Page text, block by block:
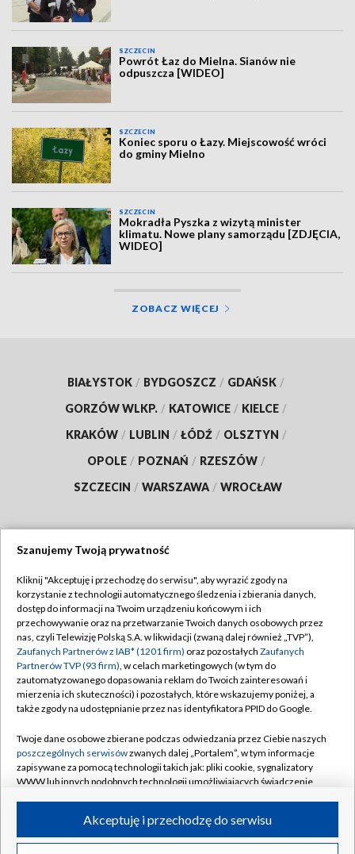
SZCZECIN
Powrót Łaz do Mielna. Sianów nie
odpuszcza [WIDEO]
SZCZECIN
Koniec sporu o Łazy. Miejscowość wróci
do gminy Mielno
SZCZECIN
Mokradła Pyszka z wizytą minister
klimatu. Nowe plany samorządu [ZDJĘCIA,
WIDEO]
ZOBACZ WIĘCEJ
BIAŁYSTOK / BYDGOSZCZ / GDAŃSK /
GORZÓW WLKP. / KATOWICE / KIELCE /
KRAKÓW / LUBLIN / ŁÓDŹ / OLSZTYN /
OPOLE / POZNAŃ / RZESZÓW /
SZCZECIN / WARSZAWA / WROCŁAW
TVP
Abonament TVP
Emisja w TVP
Centrum informacji TVP
Naziemna Telewizja Cyfrowa
Rada Programowa
System NOS
Informacje o nadawcy
Program dla prasy
Regulamin TVP
Polityka prywatności
Moje zgody
Pomoc
Kontakt
Kanały
©2026 Telewizja Polska S.A. w likwidacji
Szanujemy Twoją prywatność
Kliknij "Akceptuję i przechodzę do serwisu", aby wyrazić zgody na
korzystanie z technologii automatycznego śledzenia i zbierania danych,
dostęp do informacji na Twoim urządzeniu końcowym i ich
przechowywanie oraz na przetwarzanie Twoich danych osobowych przez
nas, czyli Telewizję Polską S.A. w likwidacji (zwaną dalej również „TVP”),
Zaufanych Partnerów z IAB* (1201 firm) oraz pozostałych Zaufanych
Partnerów TVP (93 firm), w celach marketingowych (w tym do
zautomatyzowanego dopasowania reklam do Twoich zainteresowań i
mierzenia ich skuteczności) i pozostałych, które wskazujemy poniżej, a
także zgody na udostępnianie przez nas identyfikatora PPID do Google.
Twoje dane osobowe zbierane podczas odwiedzania przez Ciebie naszych
poszczególnych serwisówzwanych dalej „Portalem”, w tym informacje
zapisywane za pomocą technologii takich jak: pliki cookie, sygnalizatory
WWW lub innych podobnych technologii umożliwiających świadczenie
ruchu w Internecie.Akceptuję i przechodzę do serwisu